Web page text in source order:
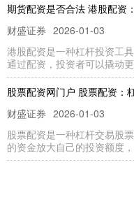
期货配资是否合法 港股配资
财盛证券 2026-01-03
港股配资是一种杠杆投资工
通过配资，投资者可以撬动
股票配资网门户 股票配资：
财盛证券 2026-01-03
股票配资是一种杠杆交易股
的资金放大自己的投资额度